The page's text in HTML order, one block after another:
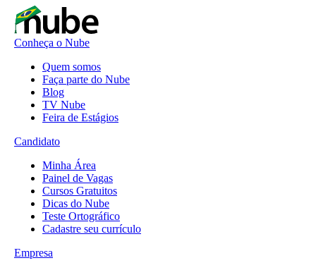
Conheça o Nube
Quem somos
Faça parte do Nube
Blog
TV Nube
Feira de Estágios
Candidato
Minha Área
Painel de Vagas
Cursos Gratuitos
Dicas do Nube
Teste Ortográfico
Cadastre seu currículo
Empresa